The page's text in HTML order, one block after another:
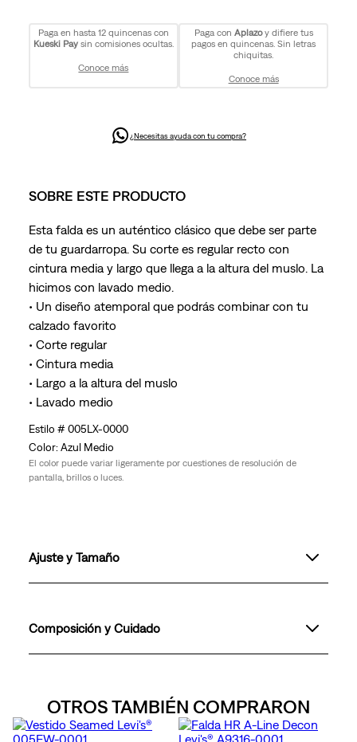
Paga en hasta 12 quincenas con
Kueski Paysin comisiones ocultas.
Conoce más
Paga con Aplazoy difiere tus
pagos en quincenas. Sin letras
chiquitas.
Conoce más
¿Necesitas ayuda con tu compra?
SOBRE ESTE PRODUCTO
Esta falda es un auténtico clásico que debe ser parte
de tu guardarropa. Su corte es regular recto con
cintura media y largo que llega a la altura del muslo. La
hicimos con lavado medio.
• Un diseño atemporal que podrás combinar con tu
calzado favorito
• Corte regular
• Cintura media
• Largo a la altura del muslo
• Lavado medio
005LX-0000
Azul Medio
El color puede variar ligeramente por cuestiones de resolución de
pantalla, brillos o luces.
Ajuste y Tamaño
Composición y Cuidado
OTROS TAMBIÉN COMPRARON